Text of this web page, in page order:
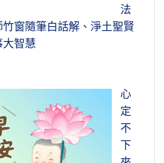
法
窗隨筆白話解、淨土聖賢
智慧
心
定
不
下